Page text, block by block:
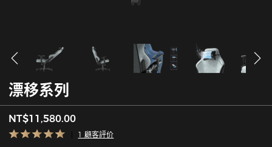
漂移系列
NT$11,580.00
1 顧客評价